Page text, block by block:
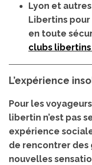
Lyon et
Libertins
en toute
clubs libertins
L’expérience
Pour les
libertin n’est pas
expérience
de rencontrer des
nouvelles